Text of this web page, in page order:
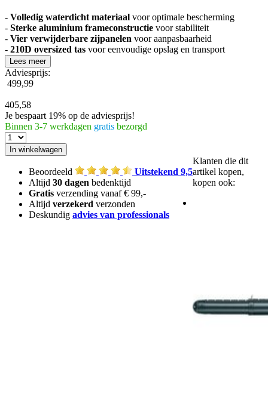
- Volledig waterdicht materiaal voor optimale bescherming
- Sterke aluminium frameconstructie voor stabiliteit
- Vier verwijderbare zijpanelen voor aanpasbaarheid
- 210D oversized tas voor eenvoudige opslag en transport
Lees meer
Adviesprijs:
499,99
405,58
Je bespaart 19% op de adviesprijs!
Binnen 3-7 werkdagen gratis bezorgd
Beoordeeld
Uitstekend 9,5
Altijd 30 dagen bedenktijd
Gratis verzending vanaf € 99,-
Altijd verzekerd verzonden
Deskundig advies van professionals
Klanten die dit
artikel kopen,
kopen ook: